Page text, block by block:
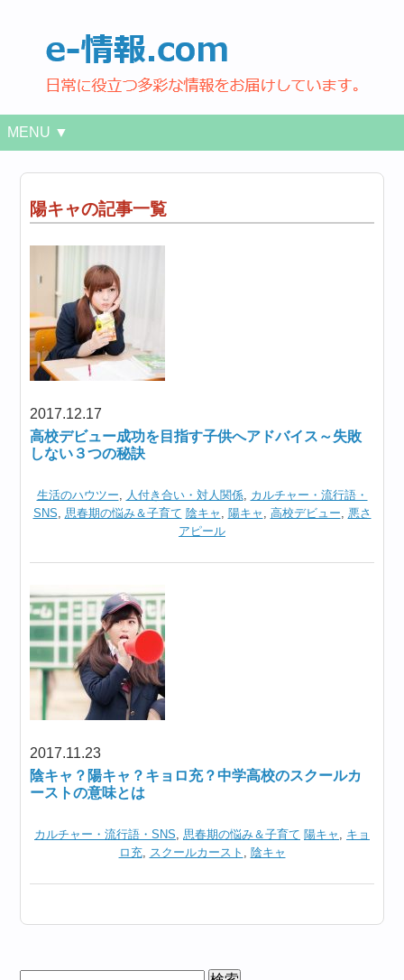
MENU ▼
陽キャの記事一覧
2017.12.17
高校デビュー成功を目指す子供へアドバイス～失敗
しない３つの秘訣
生活のハウツー, 人付き合い・対人関係, カルチャー・流行語・
SNS, 思春期の悩み＆子育て 陰キャ , 陽キャ , 高校デビュー, 悪さ
アピール
2017.11.23
陰キャ？陽キャ？キョロ充？中学高校のスクールカ
ーストの意味とは
カルチャー・流行語・SNS, 思春期の悩み＆子育て 陽キャ , キョ
ロ充, スクールカースト , 陰キャ